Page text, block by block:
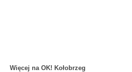
Więcej na OK! Kołobrzeg